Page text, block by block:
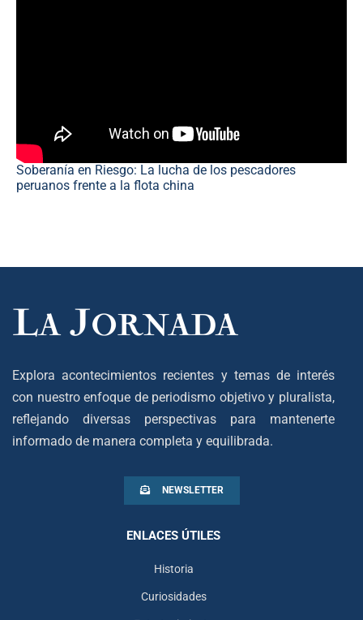
Soberanía en Riesgo: La lucha de los pescadores
peruanos frente a la flota china
Explora acontecimientos recientes y temas de interés
con nuestro enfoque de periodismo objetivo y pluralista,
reflejando diversas perspectivas para mantenerte
informado de manera completa y equilibrada.
NEWSLETTER
ENLACES ÚTILES
Historia
Curiosidades